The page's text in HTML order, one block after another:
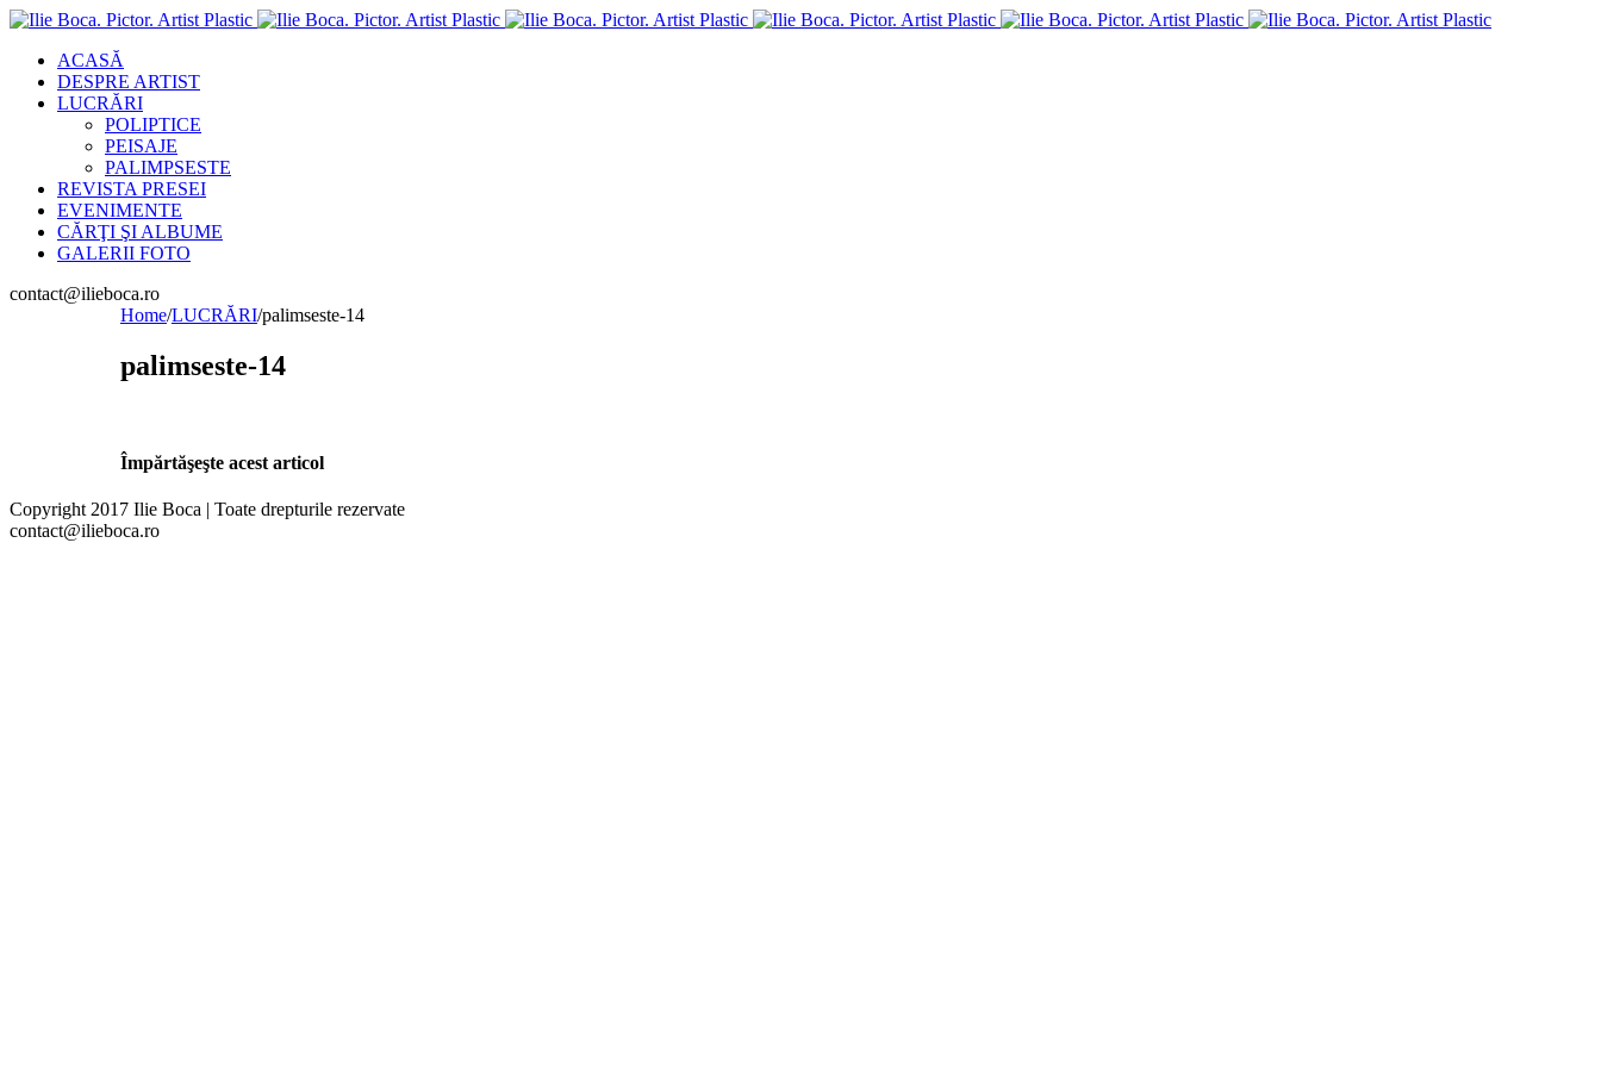
ACASĂ
DESPRE ARTIST
LUCRĂRI
POLIPTICE
PEISAJE
PALIMPSESTE
REVISTA PRESEI
EVENIMENTE
CĂRŢI ŞI ALBUME
GALERII FOTO
Email
contact@ilieboca.ro
Home/LUCRĂRI/palimseste-14
palimseste-14
Împărtăşeşte acest articol
Facebook
Twitter
Linkedin
Google+
Pinterest
Copyright 2017 Ilie Boca | Toate drepturile rezervate
Email
contact@ilieboca.ro